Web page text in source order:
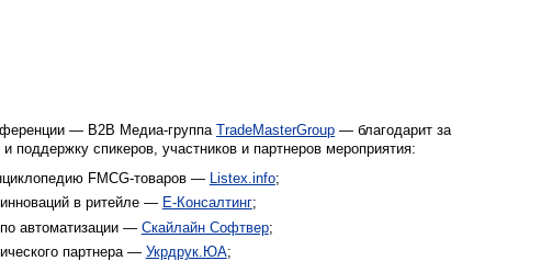
— B2B Медиа-группа TradeMasterGroup — благодарит за
и поддержку спикеров, участников и партнеров мероприятия:
FMCG-товаров — Listex.info;
в ритейле — Е-Консалтинг;
автоматизации — Скайлайн Софтвер;
партнера — Укрдрук.ЮА;